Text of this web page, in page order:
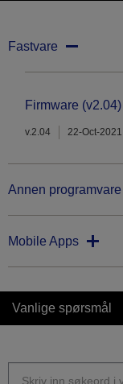
Fastvare
Firmware (v2.04)
v.2.04 22-Oct-2021
Annen programvare
Mobile Apps
Vanlige spørsmål